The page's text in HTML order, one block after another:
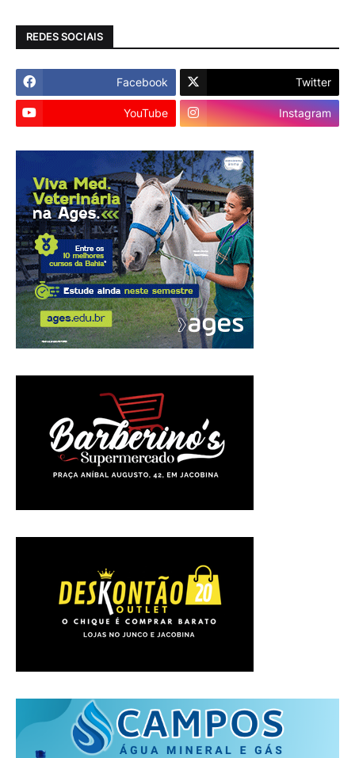
REDES SOCIAIS
Facebook Twitter
YouTube Instagram